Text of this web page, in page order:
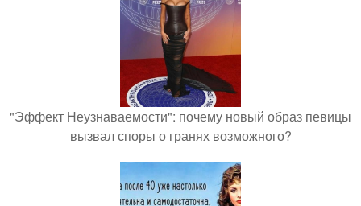
"Эффект Неузнаваемости": почему новый образ певицы
вызвал споры о гранях возможного?